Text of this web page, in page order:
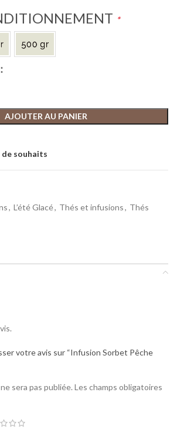
*
AJOUTER AU PANIER
souhaits
, L’été Glacé, Thés et infusions, Thés
votre avis sur “Infusion Sorbet Pêche
sera pas publiée. Les champs obligatoires